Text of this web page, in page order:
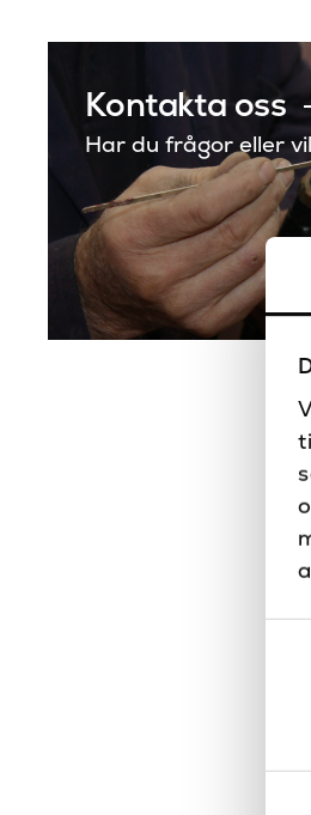
Kontakta oss
Har du frågor eller